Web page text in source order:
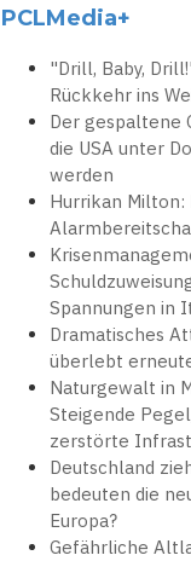
PCLMedia+
"Drill, Baby,
Rückkehr ins
Der gespaltene
die USA unter
werden
Hurrikan Milton:
Spannungen in
Dramatisches
überlebt
Naturgewalt in
Steigende
zerstörte
Deutschland
bedeuten die
Europa?
Gefährliche